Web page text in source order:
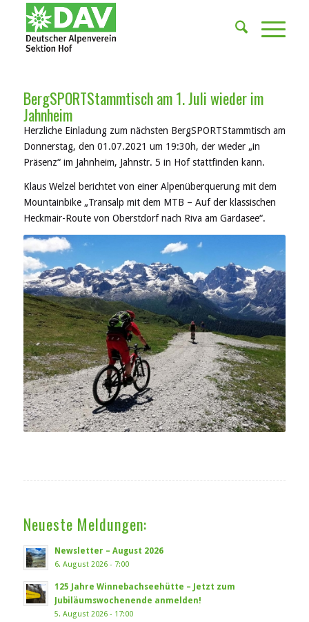
BergSPORTStammtisch am 1. Juli wieder im
Jahnheim
Herzliche Einladung zum nächsten BergSPORTStammtisch am
Donnerstag, den 01.07.2021 um 19:30h, der wieder „in
Präsenz“ im Jahnheim, Jahnstr. 5 in Hof stattfinden kann.
Klaus Welzel berichtet von einer Alpenüberquerung mit dem
Mountainbike „Transalp mit dem MTB – Auf der klassischen
Heckmair-Route von Oberstdorf nach Riva am Gardasee“.
Neueste Meldungen:
Newsletter – August 2026
6. August 2026 - 7:00
125 Jahre Winnebachseehütte – Jetzt zum
Jubiläumswochenende anmelden!
5. August 2026 - 17:00